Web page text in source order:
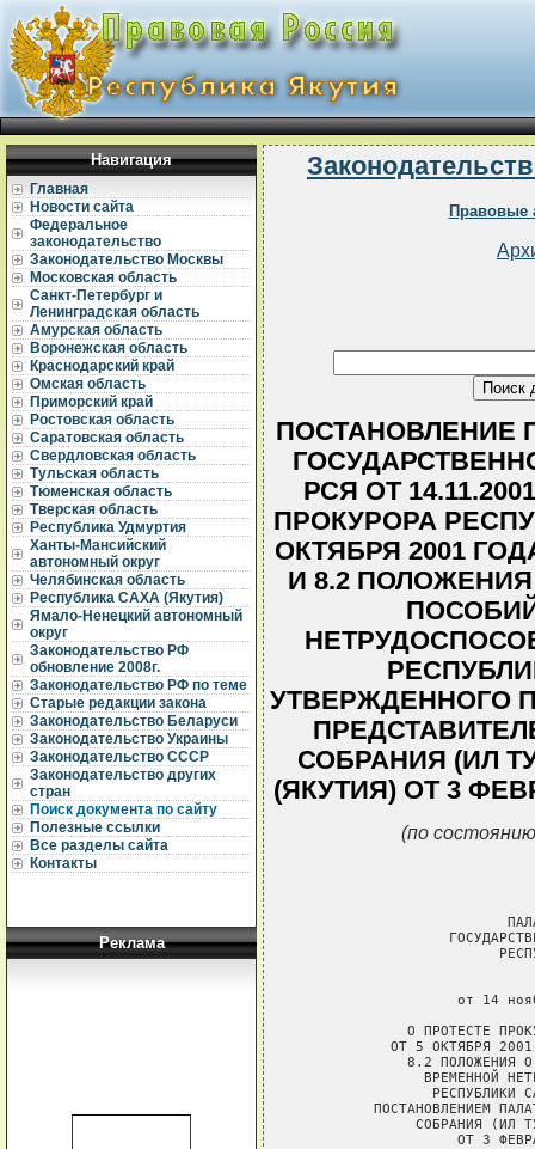
Навигация
Главная
Новости сайта
Федеральное
законодательство
Законодательство Москвы
Московская область
Санкт-Петербург и
Ленинградская область
Амурская область
Воронежская область
Краснодарский край
Омская область
Приморский край
Ростовская область
Саратовская область
Свердловская область
Тульская область
Тюменская область
Тверская область
Республика Удмуртия
Ханты-Мансийский
автономный округ
Челябинская область
Республика САХА (Якутия)
Ямало-Ненецкий автономный
округ
Законодательство РФ
обновление 2008г.
Законодательство РФ по теме
Старые редакции закона
Законодательство Беларуси
Законодательство Украины
Законодательство СССР
Законодательство других
стран
Поиск документа по сайту
Полезные ссылки
Все разделы сайта
Контакты
Реклама
Правовые
ПОСТАНОВЛЕНИЕ
РСЯ ОТ
ПРОКУРОРА
ОКТЯБРЯ 2001
И 8.2
УТВЕРЖДЕННОГО
СОБРАНИЯ (ИЛ
(ЯКУТИЯ) ОТ 3
(по
от 14
О ПРОТЕСТЕ
ОТ 5 ОКТЯБРЯ
8.2 ПОЛОЖЕНИЯ
ВРЕМЕННОЙ
РЕСПУБЛИКИ
ПОСТАНОВЛЕНИЕМ
СОБРАНИЯ (ИЛ
ОТ 3